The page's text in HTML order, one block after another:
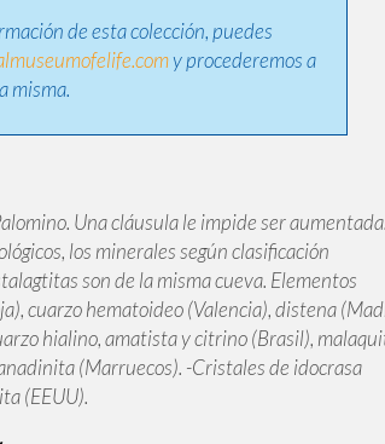
de esta colección, puedes
y procederemos a
misma.
Una cláusula le impide ser
los minerales según clasificación
son de la misma cueva. Elementos
cuarzo hematoideo (Valencia), distena
hialino, amatista y citrino (Brasil),
(Marruecos). -Cristales de idocrasa
(EEUU).